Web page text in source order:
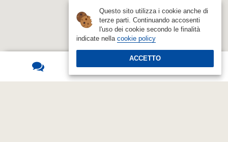
Questo sito utilizza i cookie anche di
terze parti. Continuando accosenti
l'uso dei cookie secondo le finalità
indicate nella cookie policy
ACCETTO